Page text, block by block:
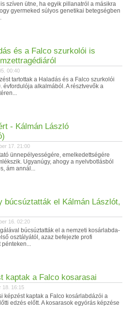
szíven ütne, ha egyik pillanatról a másikra
gyermeked súlyos genetikai betegségben
és a Falco szurkolói is
00:40
tartottak a Haladás és a Falco szurkolói
évfordulója alkalmából. A résztvevők a
- Kálmán László
17. 21:00
ünnepélyességére, emelkedettségére
Ugyanúgy, ahogy a nyelvbotlásból
ám annál...
búcsúztatták el Kálmán Lászlót,
16. 02:20
búcsúztatták el a nemzeti kosárlabda-
osztályától, azaz befejezte profi
pénteken...
kaptak a Falco kosarasai
18. 16:15
képzést kaptak a Falco kosárlabdázói a
edzés előtt. A kosarasok egyórás képzése